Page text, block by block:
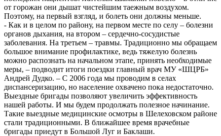
от горожан они дышат чистейшим таежным воздухом.
Поэтому, на первый взгляд, и болеть они должны меньше.
- Как и в целом по району, на первом месте по селу – болезни
органов дыхания, на втором – сердечно-сосудистые
заболевания. На третьем – травмы. Традиционно мы обращаем
большое внимание профилактике, ведь тяжелую болезнь
можно распознать на начальном этапе, принять необходимые
меры, – подводит итоги поездки главный врач МУ «ШЦРБ»
Андрей Дудко. – С 2006 года мы проводим в селах
диспансеризацию, но население охвачено пока недостаточно.
Выездные бригады позволяют увеличить эффективность
нашей работы. И мы будем продолжать полезное начинание.
Такие выездные медицинские осмотры в Шелеховском районе
стали традиционными. В ближайшее время врачебные
бригады приедут в Большой Луг и Баклаши.